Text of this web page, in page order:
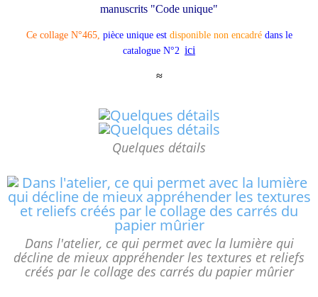
manuscrits "Code unique"
Ce collage N°465, pièce unique estdisponible non encadré dans le
catalogue N°2 ici
≈
Quelques détails
Dans l'atelier, ce qui permet avec la lumière qui
décline de mieux appréhender les textures et reliefs
créés par le collage des carrés du papier mûrier